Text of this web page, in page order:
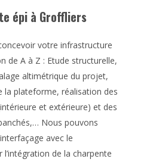
épi à Groffliers
votre infrastructure
de A à Z : Etude structurelle,
altimétrique du projet,
la plateforme, réalisation des
et extérieure) et des
Nous pouvons
avec le
l’intégration de la charpente